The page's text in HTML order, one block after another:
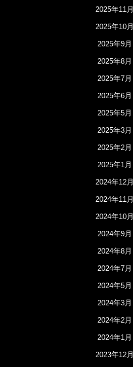
2025年11月
2025年10月
2025年9月
2025年8月
2025年7月
2025年6月
2025年5月
2025年3月
2025年2月
2025年1月
2024年12月
2024年11月
2024年10月
2024年9月
2024年8月
2024年7月
2024年5月
2024年3月
2024年2月
2024年1月
2023年12月